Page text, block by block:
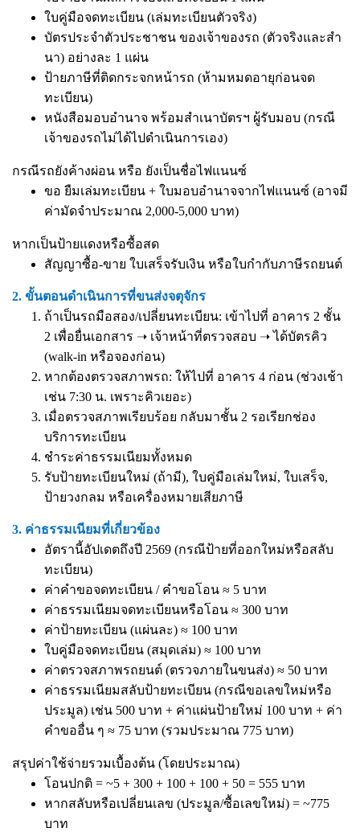
ใบคู่มือจดทะเบียน (เล่มทะเบียนตัวจริง)
บัตรประจำตัวประชาชน ของเจ้าของรถ (ตัวจริงและสำ
นา) อย่างละ 1 แผ่น
ป้ายภาษีที่ติดกระจกหน้ารถ (ห้ามหมดอายุก่อนจด
ทะเบียน)
หนังสือมอบอำนาจ พร้อมสำเนาบัตรฯ ผู้รับมอบ (กรณี
เจ้าของรถไม่ได้ไปดำเนินการเอง)
กรณีรถยังค้างผ่อน หรือ ยังเป็นชื่อไฟแนนซ์
ขอ ยืมเล่มทะเบียน + ใบมอบอำนาจจากไฟแนนซ์ (อาจมี
ค่ามัดจำประมาณ 2,000-5,000 บาท)
หากเป็นป้ายแดงหรือซื้อสด
สัญญาซื้อ-ขาย ใบเสร็จรับเงิน หรือใบกำกับภาษีรถยนต์
2. ขั้นตอนดำเนินการที่ขนส่งจตุจักร
ถ้าเป็นรถมือสอง/เปลี่ยนทะเบียน: เข้าไปที่ อาคาร 2 ชั้น
2 เพื่อยื่นเอกสาร ➝ เจ้าหน้าที่ตรวจสอบ ➝ ได้บัตรคิว
(walk-in หรือจองก่อน)
หากต้องตรวจสภาพรถ: ให้ไปที่ อาคาร 4 ก่อน (ช่วงเช้า
เช่น 7:30 น. เพราะคิวเยอะ)
เมื่อตรวจสภาพเรียบร้อย กลับมาชั้น 2 รอเรียกช่อง
บริการทะเบียน
ชำระค่าธรรมเนียมทั้งหมด
รับป้ายทะเบียนใหม่ (ถ้ามี), ใบคู่มือเล่มใหม่, ใบเสร็จ,
ป้ายวงกลม หรือเครื่องหมายเสียภาษี
3. ค่าธรรมเนียมที่เกี่ยวข้อง
อัตรานี้อัปเดตถึงปี 2569 (กรณีป้ายที่ออกใหม่หรือสลับ
ทะเบียน)
ค่าคำขอจดทะเบียน / คำขอโอน ≈ 5 บาท
ค่าธรรมเนียมจดทะเบียนหรือโอน ≈ 300 บาท
ค่าป้ายทะเบียน (แผ่นละ) ≈ 100 บาท
ใบคู่มือจดทะเบียน (สมุดเล่ม) ≈ 100 บาท
ค่าตรวจสภาพรถยนต์ (ตรวจภายในขนส่ง) ≈ 50 บาท
ค่าธรรมเนียมสลับป้ายทะเบียน (กรณีขอเลขใหม่หรือ
ประมูล) เช่น 500 บาท + ค่าแผ่นป้ายใหม่ 100 บาท + ค่า
คำขออื่น ๆ ≈ 75 บาท (รวมประมาณ 775 บาท)
สรุปค่าใช้จ่ายรวมเบื้องต้น (โดยประมาณ)
โอนปกติ = ~5 + 300 + 100 + 100 + 50 = 555 บาท
หากสลับหรือเปลี่ยนเลข (ประมูล/ซื้อเลขใหม่) = ~775
บาท